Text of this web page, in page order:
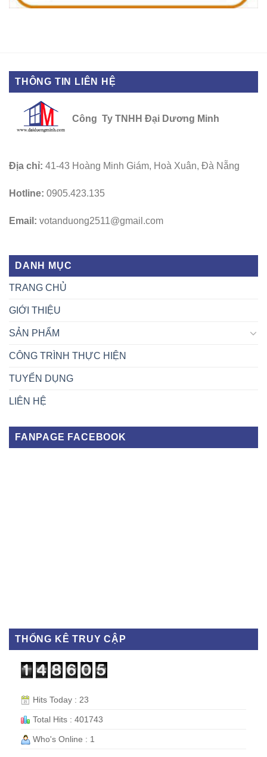
THÔNG TIN LIÊN HỆ
Công Ty TNHH Đại Dương Minh
Địa chỉ: 41-43 Hoàng Minh Giám, Hoà Xuân, Đà Nẵng
Hotline: 0905.423.135
Email: votanduong2511@gmail.com
DANH MỤC
TRANG CHỦ
GIỚI THIỆU
SẢN PHẨM
CÔNG TRÌNH THỰC HIỆN
TUYỂN DỤNG
LIÊN HỆ
FANPAGE FACEBOOK
THỐNG KÊ TRUY CẬP
Hits Today : 23
Total Hits : 401743
Who's Online : 1